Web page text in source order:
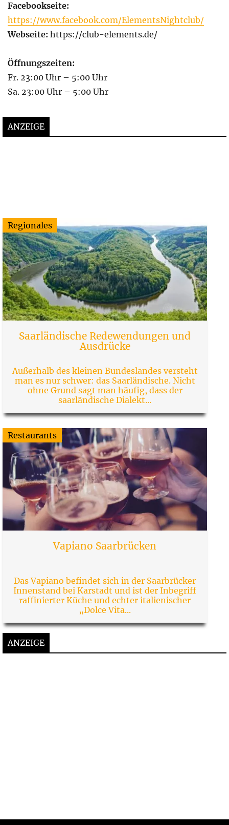
Facebookseite:
https://www.facebook.com/ElementsNightclub/
Webseite: https://club-elements.de/
Öffnungszeiten:
Fr. 23:00 Uhr – 5:00 Uhr
Sa. 23:00 Uhr – 5:00 Uhr
ANZEIGE
Regionales
Saarländische Redewendungen und
Ausdrücke
Außerhalb des kleinen Bundeslandes versteht
man es nur schwer: das Saarländische. Nicht
ohne Grund sagt man häufig, dass der
saarländische Dialekt...
Restaurants
Vapiano Saarbrücken
Das Vapiano befindet sich in der Saarbrücker
Innenstand bei Karstadt und ist der Inbegriff
raffinierter Küche und echter italienischer
„Dolce Vita...
ANZEIGE